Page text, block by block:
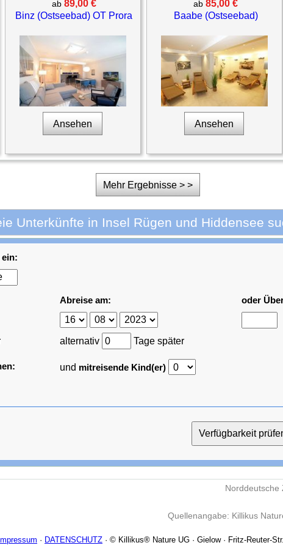
ab 89,00 €
Binz (Ostseebad) OT Prora
Ansehen
ab85,00 €
Baabe (Ostseebad)
Ansehen
Mehr Ergebnisse > >
Unterkünfte in Insel Rügen und Hiddensee
ein:
Abreise am:
alternativ Tage später
oder
und mitreisende Kind(er)
Norddeutsche
Quellenangabe: Killikus
· DATENSCHUTZ · © Killikus® Nature UG · Gielow · Fritz-Reuter-